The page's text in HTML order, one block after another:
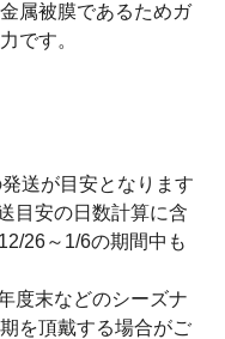
属被膜であるためガ
です。
送が目安となります
目安の日数計算に含
26～1/6の期間中も
度末などのシーズナ
を頂戴する場合がご